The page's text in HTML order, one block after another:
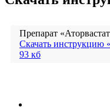
Препарат
Скачать инструкцию
93 кб